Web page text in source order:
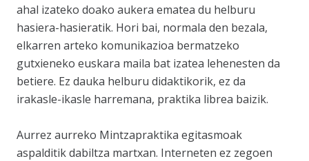
ahal izateko doako aukera ematea du helburu
hasiera-hasieratik. Hori bai, normala den bezala,
elkarren arteko komunikazioa bermatzeko
gutxieneko euskara maila bat izatea lehenesten da
betiere. Ez dauka helburu didaktikorik, ez da
irakasle-ikasle harremana, praktika librea baizik.
Aurrez aurreko Mintzapraktika egitasmoak
aspalditik dabiltza martxan. Interneten ez zegoen